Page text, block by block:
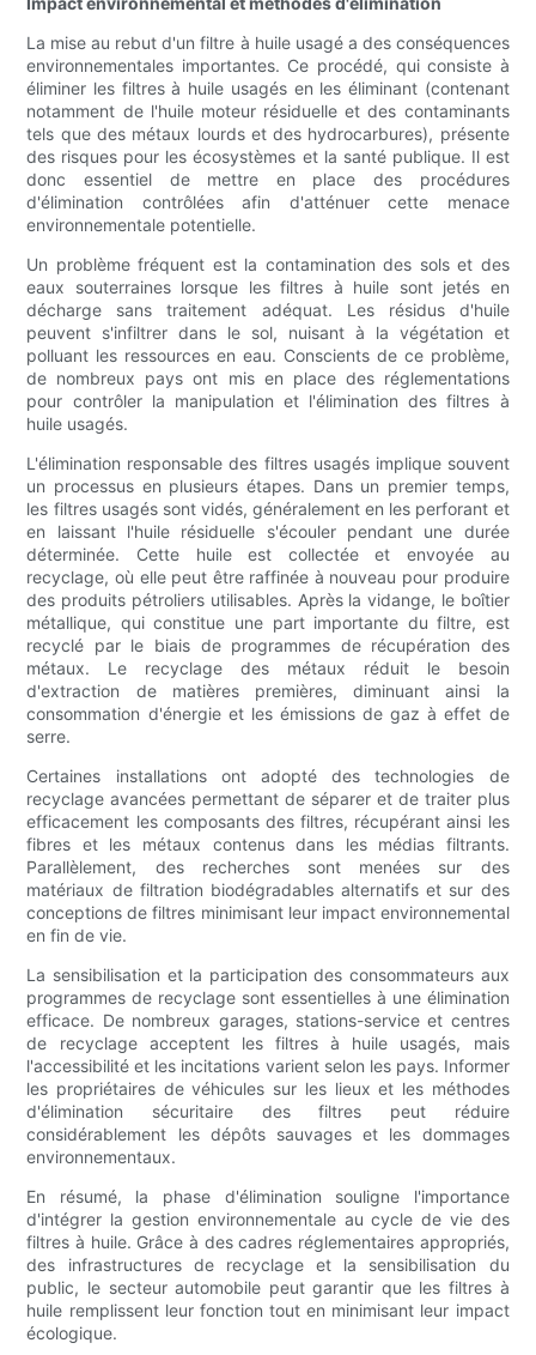
La mise au rebut d'un filtre à huile usagé a des conséquences
environnementales importantes. Ce procédé, qui consiste à
éliminer les filtres à huile usagés en les éliminant (contenant
notamment de l'huile moteur résiduelle et des contaminants
tels que des métaux lourds et des hydrocarbures), présente
des risques pour les écosystèmes et la santé publique. Il est
donc essentiel de mettre en place des procédures
d'élimination contrôlées afin d'atténuer cette menace
environnementale potentielle.
Un problème fréquent est la contamination des sols et des
eaux souterraines lorsque les filtres à huile sont jetés en
décharge sans traitement adéquat. Les résidus d'huile
peuvent s'infiltrer dans le sol, nuisant à la végétation et
polluant les ressources en eau. Conscients de ce problème,
de nombreux pays ont mis en place des réglementations
pour contrôler la manipulation et l'élimination des filtres à
huile usagés.
L'élimination responsable des filtres usagés implique souvent
un processus en plusieurs étapes. Dans un premier temps,
les filtres usagés sont vidés, généralement en les perforant et
en laissant l'huile résiduelle s'écouler pendant une durée
déterminée. Cette huile est collectée et envoyée au
recyclage, où elle peut être raffinée à nouveau pour produire
des produits pétroliers utilisables. Après la vidange, le boîtier
métallique, qui constitue une part importante du filtre, est
recyclé par le biais de programmes de récupération des
métaux. Le recyclage des métaux réduit le besoin
d'extraction de matières premières, diminuant ainsi la
consommation d'énergie et les émissions de gaz à effet de
serre.
Certaines installations ont adopté des technologies de
recyclage avancées permettant de séparer et de traiter plus
efficacement les composants des filtres, récupérant ainsi les
fibres et les métaux contenus dans les médias filtrants.
Parallèlement, des recherches sont menées sur des
matériaux de filtration biodégradables alternatifs et sur des
conceptions de filtres minimisant leur impact environnemental
en fin de vie.
La sensibilisation et la participation des consommateurs aux
programmes de recyclage sont essentielles à une élimination
efficace. De nombreux garages, stations-service et centres
de recyclage acceptent les filtres à huile usagés, mais
l'accessibilité et les incitations varient selon les pays. Informer
les propriétaires de véhicules sur les lieux et les méthodes
d'élimination sécuritaire des filtres peut réduire
considérablement les dépôts sauvages et les dommages
environnementaux.
En résumé, la phase d'élimination souligne l'importance
d'intégrer la gestion environnementale au cycle de vie des
filtres à huile. Grâce à des cadres réglementaires appropriés,
des infrastructures de recyclage et la sensibilisation du
public, le secteur automobile peut garantir que les filtres à
huile remplissent leur fonction tout en minimisant leur impact
écologique.